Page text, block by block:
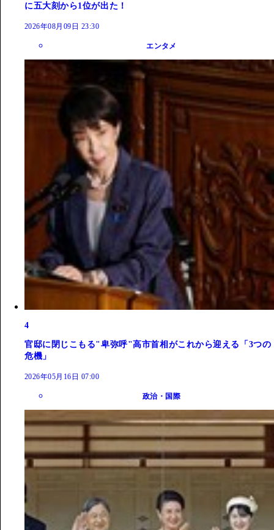
に五大刻から1位が出た！
2026年08月09日 23:30
エンタメ
4
官邸に閉じこもる"卑弥呼"高市首相がこれから迎える「3つの
危機」
2026年05月16日 07:00
政治・国際